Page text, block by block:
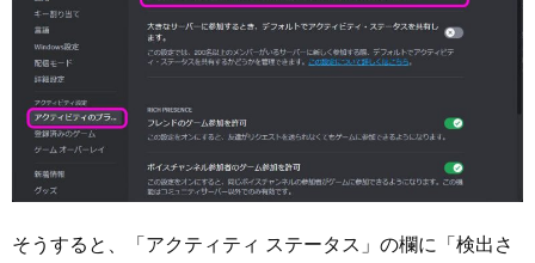
そうすると、「アクティティ ステータス」の欄に「検出さ